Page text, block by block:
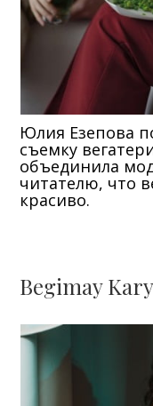
Юлия Езепова
съемку
объединила
читателю, что
красиво.
Begimay